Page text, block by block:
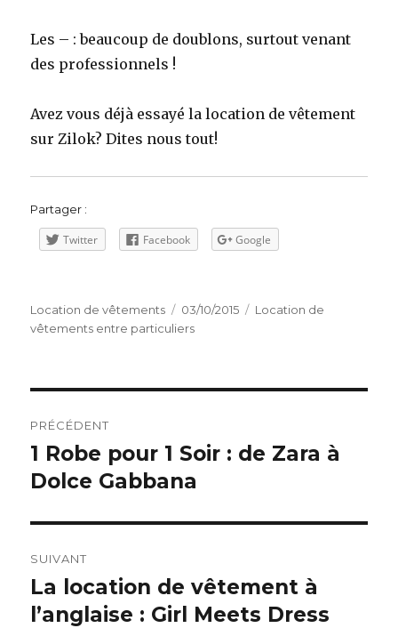
Les – : beaucoup de doublons, surtout venant
des professionnels !
Avez vous déjà essayé la location de vêtement
sur Zilok? Dites nous tout!
Partager :
Twitter Facebook Google
Auteur
Location de vêtements
Publié
le
03/10/2015 Catégories
Location de
vêtements entre particuliers
de
l’article
PRÉCÉDENT
Article
précédent :
1 Robe pour 1 Soir : de Zara à
Dolce Gabbana
SUIVANT
Article
suivant :
La location de vêtement à
l’anglaise : Girl Meets Dress